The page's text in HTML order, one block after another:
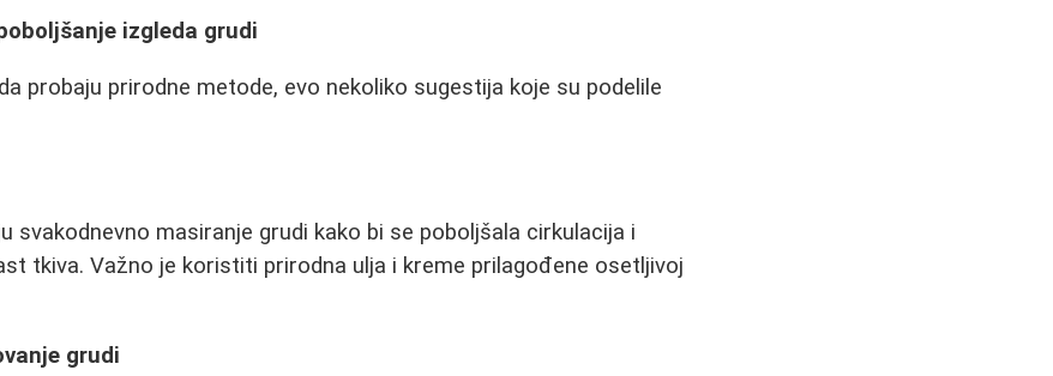
izgleda grudi
probaju prirodne metode, evo nekoliko sugestija koje su podelile
svakodnevno masiranje grudi kako bi se poboljšala cirkulacija i
tkiva. Važno je koristiti prirodna ulja i kreme prilagođene osetljivoj
grudi